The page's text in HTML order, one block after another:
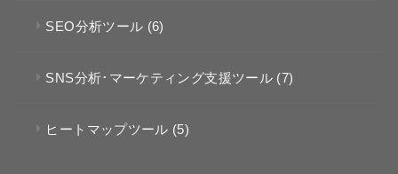
SEO分析ツール (6)
SNS分析･マーケティング支援ツール (7)
ヒートマップツール (5)